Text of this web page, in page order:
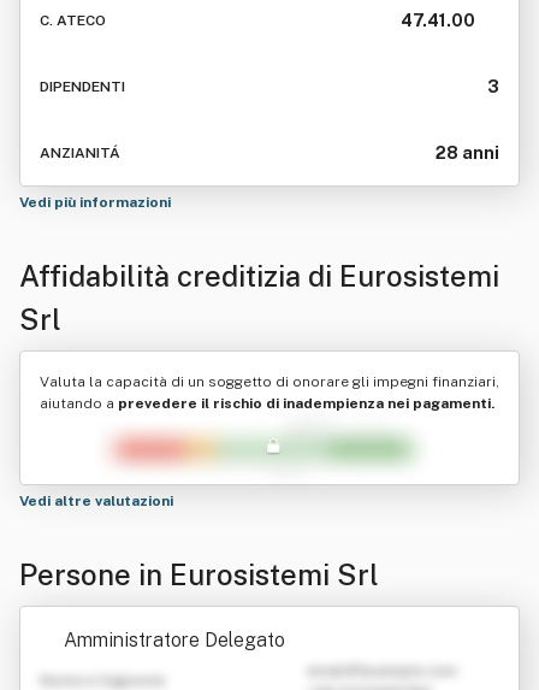
C. ATECO 47.41.00
DIPENDENTI 3
ANZIANITÁ 28 anni
Vedi più informazioni
Affidabilità creditizia di Eurosistemi
Srl
Valuta la capacità di un soggetto di onorare gli impegni finanziari,
aiutando a prevedere il rischio di inadempienza nei pagamenti.
Vedi altre valutazioni
Persone in Eurosistemi Srl
Amministratore Delegato
Nome e Cognome